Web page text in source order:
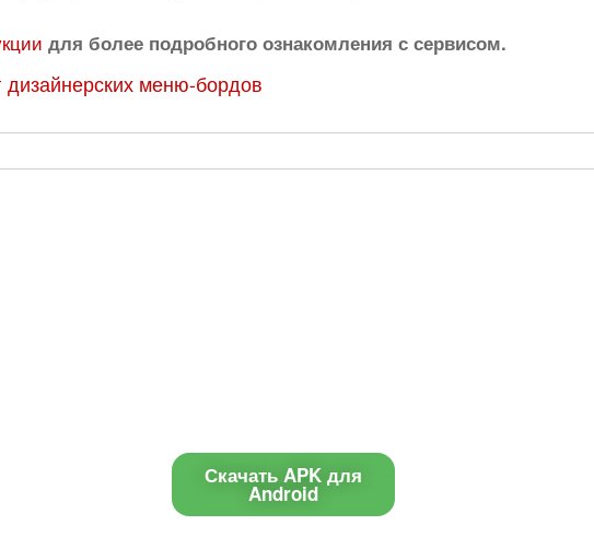
для более подробного ознакомления с сервисом.
дизайнерских меню-бордов
Скачать APK для
Android